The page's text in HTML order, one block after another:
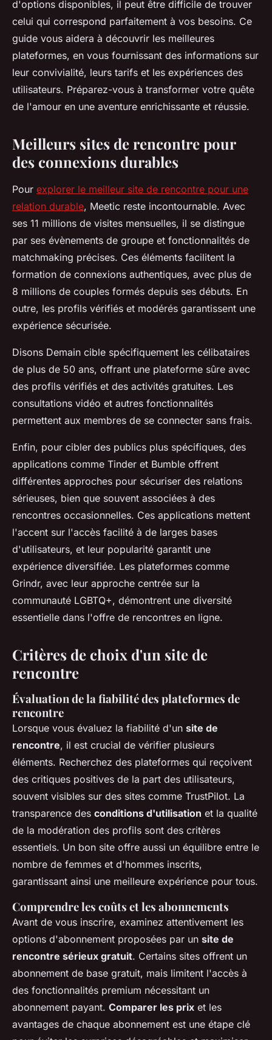
d'options disponibles, il peut être difficile de trouver
celui qui correspond parfaitement à vos besoins. Ce
guide vous aidera à découvrir les meilleures
plateformes, en vous fournissant des informations sur
leur convivialité, leurs tarifs et les expériences des
utilisateurs. Préparez-vous à transformer votre quête
de l'amour en une aventure enrichissante et réussie.
Meilleurs sites de rencontre pour
des connexions durables
Pour explorer le meilleur site de rencontre pour une
relation durable, Meetic reste incontournable. Avec
ses 11 millions de visites mensuelles, il se distingue
par ses évènements de groupe et fonctionnalités de
matchmaking précises. Ces éléments facilitent la
formation de connexions authentiques, avec plus de
8 millions de couples formés depuis ses débuts. En
outre, les profils vérifiés et modérés garantissent une
expérience sécurisée.
Disons Demain cible spécifiquement les célibataires
de plus de 50 ans, offrant une plateforme sûre avec
des profils vérifiés et des activités gratuites. Les
consultations vidéo et autres fonctionnalités
permettent aux membres de se connecter sans frais.
Enfin, pour cibler des publics plus spécifiques, des
applications comme Tinder et Bumble offrent
différentes approches pour sécuriser des relations
sérieuses, bien que souvent associées à des
rencontres occasionnelles. Ces applications mettent
l'accent sur l'accès facilité à de larges bases
d'utilisateurs, et leur popularité garantit une
expérience diversifiée. Les plateformes comme
Grindr, avec leur approche centrée sur la
communauté LGBTQ+, démontrent une diversité
essentielle dans l'offre de rencontres en ligne.
Critères de choix d'un site de
rencontre
Évaluation de la fiabilité des plateformes de
rencontre
Lorsque vous évaluez la fiabilité d'un site de
rencontre, il est crucial de vérifier plusieurs
éléments. Recherchez des plateformes qui reçoivent
des critiques positives de la part des utilisateurs,
souvent visibles sur des sites comme TrustPilot. La
transparence des conditions d'utilisation et la qualité
de la modération des profils sont des critères
essentiels. Un bon site offre aussi un équilibre entre le
nombre de femmes et d'hommes inscrits,
garantissant ainsi une meilleure expérience pour tous.
Comprendre les coûts et les abonnements
Avant de vous inscrire, examinez attentivement les
options d'abonnement proposées par un site de
rencontre sérieux gratuit. Certains sites offrent un
abonnement de base gratuit, mais limitent l'accès à
des fonctionnalités premium nécessitant un
abonnement payant. Comparer les prix et les
avantages de chaque abonnement est une étape clé